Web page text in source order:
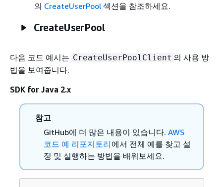
의 CreateUserPool섹션을 참조하세요.
CreateUserPool
다음 코드 예시는 CreateUserPoolClient 의 사용 방
법을 보여줍니다.
SDK for Java 2.x
참고
GitHub에 더 많은 내용이 있습니다. AWS
코드 예 리포지토리 에서 전체 예를 찾고 설
정 및 실행하는 방법을 배워보세요.